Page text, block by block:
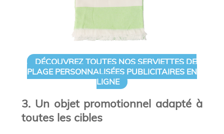
DÉCOUVREZ TOUTES NOS SERVIETTES DE
PLAGE PERSONNALISÉES PUBLICITAIRES EN
LIGNE
3. Un objet promotionnel adapté à
toutes les cibles